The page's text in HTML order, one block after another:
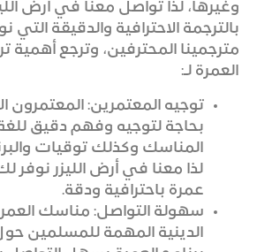
وغيرها، لذا تواصل معنا في أرض
بالترجمة الاحترافية والدقيقة
مترجمينا المحترفين، وترجع أهمية
العمرة لـ:
توجيه المعتمرين: المعتمرون
بحاجة لتوجيه وفهم دقيق
المناسك وكذلك توقيات
لذا معنا في أرض الليزر نوفر
عمرة باحترافية ودقة.
سهولة التواصل: مناسك
الدينية المهمة للمسلمين